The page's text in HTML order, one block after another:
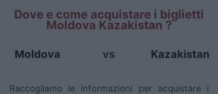
Dove e come acquistare i biglietti
Moldova Kazakistan ?
Moldova vs Kazakistan
Raccogliamo le informazioni per acquistare i